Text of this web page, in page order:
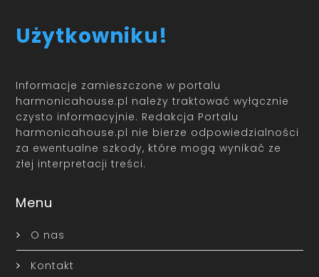
Użytkowniku!
Informacje zamieszczone w portalu
harmonicahouse.pl należy traktować wyłącznie
czysto informacyjnie. Redakcja Portalu
harmonicahouse.pl nie bierze odpowiedzialności
za ewentualne szkody, które mogą wynikać ze
złej interpretacji treści.
Menu
O nas
Kontakt